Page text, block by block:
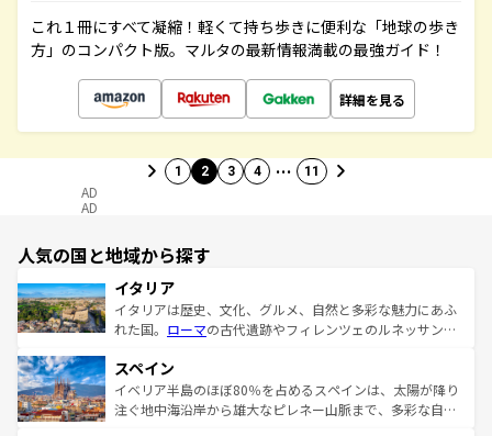
これ１冊にすべて凝縮！軽くて持ち歩きに便利な「地球の歩き
方」のコンパクト版。マルタの最新情報満載の最強ガイド！
詳細を見る
1 2 3 4 … 11
AD
AD
人気の国と地域から探す
イタリア
イタリアは歴史、文化、グルメ、自然と多彩な魅力にあふ
れた国。 ローマの古代遺跡やフィレンツェのルネッサンス
ろん、トスカーナの美しい田園風景やアマルフィ海岸の絶
景など、自然景観も見逃せない。観光の合間には、本場の
ピザやパスタなど、絶品のイタリア料理を堪能することも
スペイン
イベリア半島のほぼ80％を占めるスペインは、太陽が降り
注ぐ地中海沿岸から雄大なピレネー山脈まで、多彩な自然